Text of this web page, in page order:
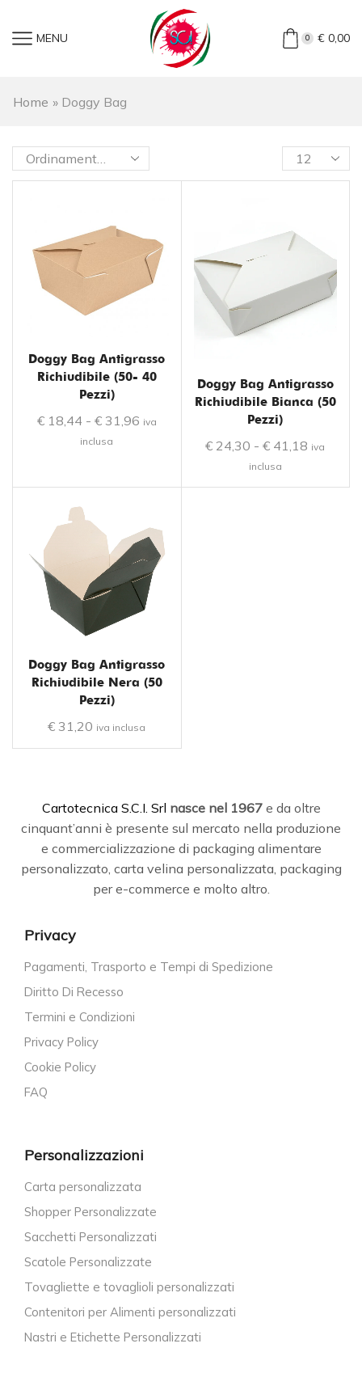
MENU 0 €0,00
Home » Doggy Bag
Doggy Bag Antigrasso
Richiudibile (50- 40
Pezzi)
€18,44 - €31,96 iva
inclusa
Doggy Bag Antigrasso
Richiudibile Bianca (50
Pezzi)
€ 24,30 - € 41,18 iva
inclusa
Doggy Bag Antigrasso
Richiudibile Nera (50
Pezzi)
€ 31,20 iva inclusa
Cartotecnica S.C.I. Srl nasce nel 1967e da oltre
cinquant’anni è presente sul mercato nella produzione
e commercializzazione di packaging alimentare
personalizzato, carta velina personalizzata, packaging
per e-commerce e molto altro.
Privacy
Pagamenti, Trasporto e Tempi di Spedizione
Diritto Di Recesso
Termini e Condizioni
Privacy Policy
Cookie Policy
FAQ
Personalizzazioni
Carta personalizzata
Shopper Personalizzate
Sacchetti Personalizzati
Scatole Personalizzate
Tovagliette e tovaglioli personalizzati
Contenitori per Alimenti personalizzati
Nastri e Etichette Personalizzati